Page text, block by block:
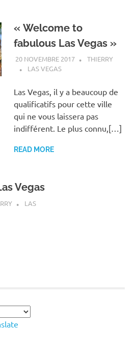
« Welcome to
fabulous Las Vegas »
20 NOVEMBRE 2017
THIERRY
LAS VEGAS
Las Vegas, il y a beaucoup de
qualificatifs pour cette ville
qui ne vous laissera pas
indifférent. Le plus connu,[…]
READ MORE
Vegas
LAS